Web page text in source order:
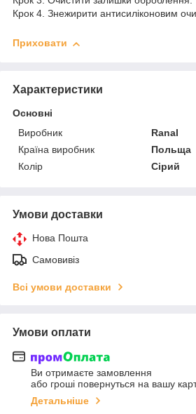
Крок 4. Знежирити антисиліконовим
Приховати
Характеристики
Основні
Виробник
Ranal
Країна виробник
Польща
Колір
Сірий
Умови доставки
Нова Пошта
Самовивіз
Всі умови доставки
Умови оплати
Ви отримаєте замовлення
або гроші повернуться на вашу
Детальніше